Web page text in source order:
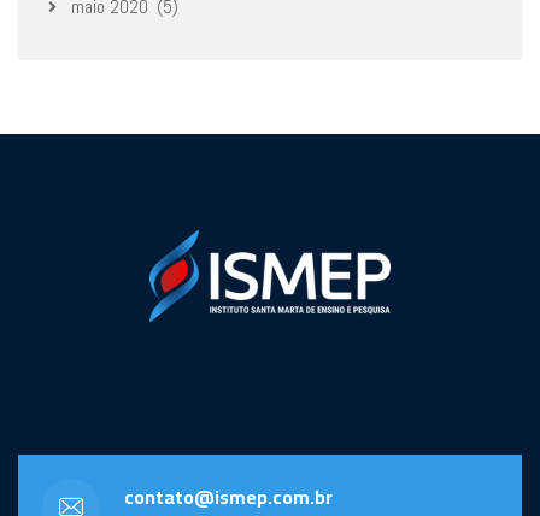
maio 2020 (5)
contato@ismep.com.br